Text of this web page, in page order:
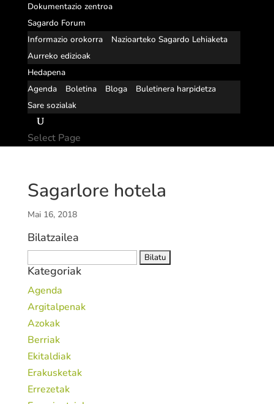
Dokumentazio zentroa
Sagardo Forum
Informazio orokorra
Nazioarteko Sagardo Lehiaketa
Aurreko edizioak
Hedapena
Agenda
Boletina Bloga
Buletinera harpidetza
Sare sozialak
Select Page
Sagarlore hotela
Mai 16, 2018
Bilatzailea
Kategoriak
Agenda
Argitalpenak
Azokak
Berriak
Ekitaldiak
Erakusketak
Errezetak